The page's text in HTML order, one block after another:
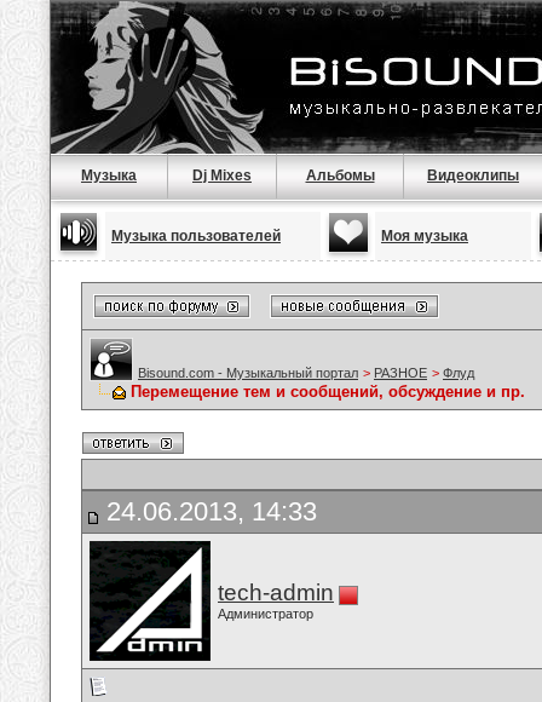
Музыка Dj Mixes Альбомы Видеоклипы
Музыка пользователей Моя музыка
Bisound.com - Музыкальный портал > РАЗНОЕ > Флуд
Перемещение тем и сообщений, обсуждение и пр.
24.06.2013, 14:33
tech-admin
Администратор